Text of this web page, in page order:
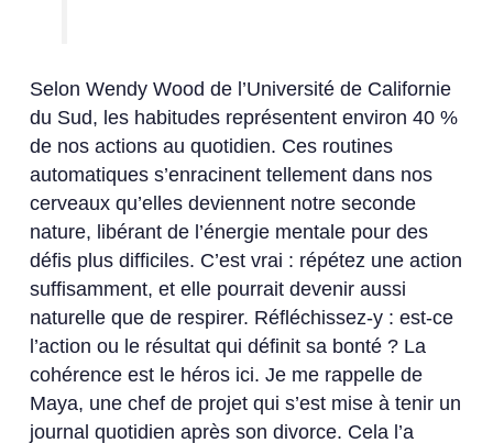
Selon Wendy Wood de l’Université de Californie
du Sud, les habitudes représentent environ 40 %
de nos actions au quotidien. Ces routines
automatiques s’enracinent tellement dans nos
cerveaux qu’elles deviennent notre seconde
nature, libérant de l’énergie mentale pour des
défis plus difficiles. C’est vrai : répétez une action
suffisamment, et elle pourrait devenir aussi
naturelle que de respirer. Réfléchissez-y : est-ce
l’action ou le résultat qui définit sa bonté ? La
cohérence est le héros ici. Je me rappelle de
Maya, une chef de projet qui s’est mise à tenir un
journal quotidien après son divorce. Cela l’a